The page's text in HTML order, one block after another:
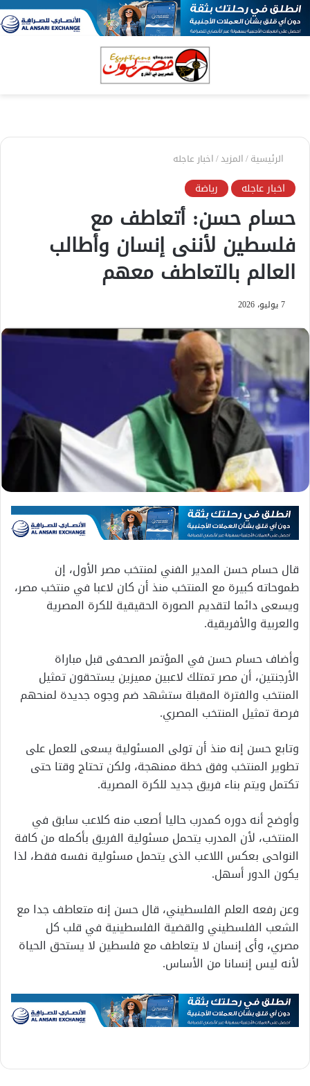
الرئيسية/المزيد/اخبار عاجله
اخبار عاجله رياضة
حسام حسن: أتعاطف مع
فلسطين لأننى إنسان وأطالب
العالم بالتعاطف معهم
7 يوليو، 2026
قال حسام حسن المدير الفني لمنتخب مصر الأول، إن
طموحاته كبيرة مع المنتخب منذ أن كان لاعبا في منتخب مصر،
ويسعى دائما لتقديم الصورة الحقيقية للكرة المصرية
والعربية والأفريقية.
وأضاف حسام حسن في المؤتمر الصحفى قبل مباراة
الأرجنتين، أن مصر تمتلك لاعبين مميزين يستحقون تمثيل
المنتخب والفترة المقبلة ستشهد ضم وجوه جديدة لمنحهم
فرصة تمثيل المنتخب المصري.
وتابع حسن إنه منذ أن تولى المسئولية يسعى للعمل على
تطوير المنتخب وفق خطة ممنهجة، ولكن تحتاج وقتا حتى
تكتمل ويتم بناء فريق جديد للكرة المصرية.
وأوضح أنه دوره كمدرب حاليا أصعب منه كلاعب سابق في
المنتخب، لأن المدرب يتحمل مسئولية الفريق بأكمله من كافة
النواحى بعكس اللاعب الذى يتحمل مسئولية نفسه فقط، لذا
يكون الدور أسهل.
وعن رفعه العلم الفلسطيني، قال حسن إنه متعاطف جدا مع
الشعب الفلسطيني والقضية الفلسطينية في قلب كل
مصري، وأى إنسان لا يتعاطف مع فلسطين لا يستحق الحياة
لأنه ليس إنسانا من الأساس.